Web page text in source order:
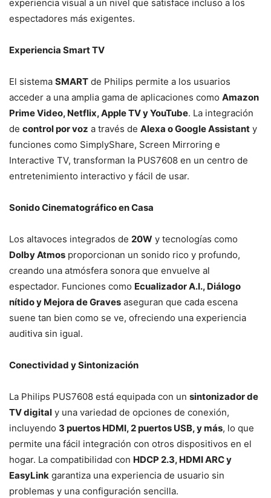
experiencia visual a un nivel que satisface incluso a los
espectadores más exigentes.
Experiencia Smart TV
El sistema SMART de Philips permite a los usuarios
acceder a una amplia gama de aplicaciones como Amazon
Prime Video, Netflix, Apple TV y YouTube. La integración
de control por voz a través de Alexa o Google Assistant y
funciones como SimplyShare, Screen Mirroring e
Interactive TV, transforman la PUS7608 en un centro de
entretenimiento interactivo y fácil de usar.
Sonido Cinematográfico en Casa
Los altavoces integrados de 20W y tecnologías como
Dolby Atmos proporcionan un sonido rico y profundo,
creando una atmósfera sonora que envuelve al
espectador. Funciones como Ecualizador A.I., Diálogo
nítido y Mejora de Graves aseguran que cada escena
suene tan bien como se ve, ofreciendo una experiencia
auditiva sin igual.
Conectividad y Sintonización
La Philips PUS7608 está equipada con un sintonizador de
TV digital y una variedad de opciones de conexión,
incluyendo 3 puertos HDMI, 2 puertos USB, y más, lo que
permite una fácil integración con otros dispositivos en el
hogar. La compatibilidad con HDCP 2.3, HDMI ARC y
EasyLink garantiza una experiencia de usuario sin
problemas y una configuración sencilla.